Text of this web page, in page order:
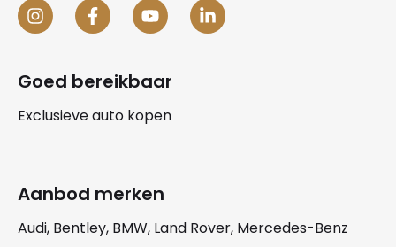
Goed bereikbaar
Exclusieve auto kopen
Aanbod merken
Audi, Bentley, BMW, Land Rover, Mercedes-Benz